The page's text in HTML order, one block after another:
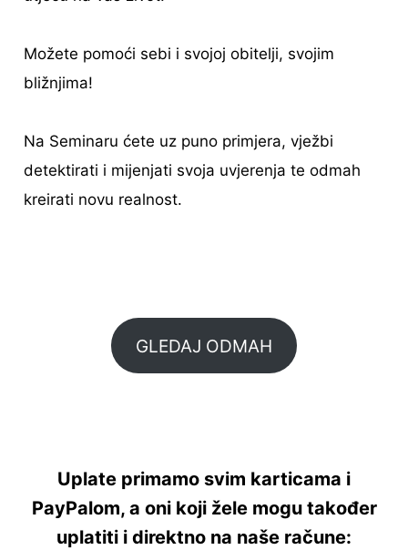
Možete pomoći sebi i svojoj obitelji, svojim
bližnjima!
Na Seminaru ćete uz puno primjera, vježbi
detektirati i mijenjati svoja uvjerenja te odmah
kreirati novu realnost.
GLEDAJ ODMAH
Uplate primamo svim karticama i
PayPalom, a oni koji žele mogu također
uplatiti i direktno na naše račune: